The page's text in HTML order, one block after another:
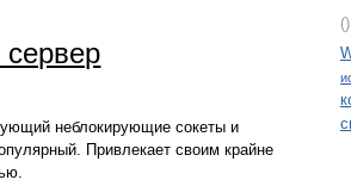
неблокирующие сокеты и
Привлекает своим крайне